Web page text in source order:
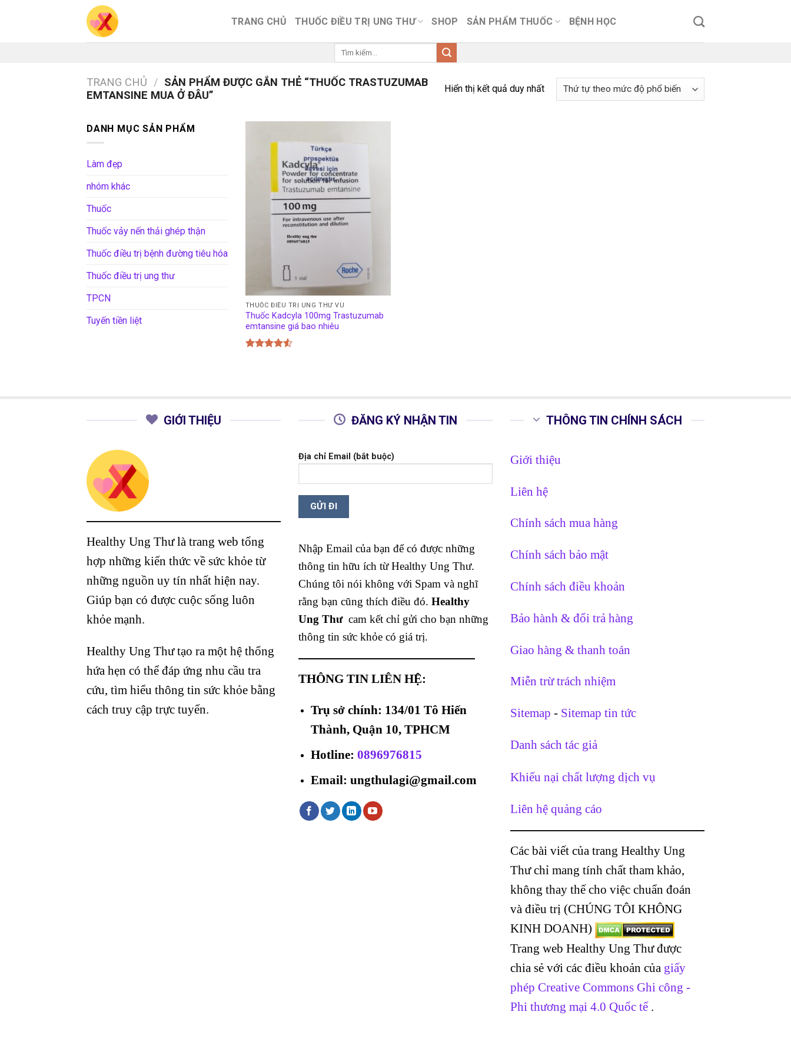
TRANG CHỦ THUỐC ĐIỀU TRỊ UNG THƯ SHOP SẢN PHẨM THUỐC BỆNH HỌC
Tìm
TRANG CHỦ / SẢN PHẨM ĐƯỢC GẮN THẺ “THUỐC TRASTUZUMAB
EMTANSINE MUA Ở ĐÂU”
Hiển thị kết quả duy nhất
DANH MỤC SẢN PHẨM
Làm đẹp
nhóm khác
Thuốc
Thuốc vảy nến thải ghép thận
Thuốc điều trị bệnh đường tiêu hóa
Thuốc điều trị ung thư
TPCN
Tuyến tiền liệt
THUỐC ĐIỀU TRỊ UNG THƯ VÚ
Thuốc Kadcyla 100mg Trastuzumab
emtansine giá bao nhiêu
GIỚI THIỆU
Healthy Ung Thư là trang web tổng
hợp những kiến thức về sức khỏe từ
những nguồn uy tín nhất hiện nay.
Giúp bạn có được cuộc sống luôn
khỏe mạnh.
Healthy Ung Thư tạo ra một hệ thống
hứa hẹn có thể đáp ứng nhu cầu tra
cứu, tìm hiểu thông tin sức khỏe bằng
cách truy cập trực tuyến.
ĐĂNG KÝ NHẬN TIN
Địa chỉ Email (bắt buộc)
Nhập Email của bạn để có được những
thông tin hữu ích từ Healthy Ung Thư.
Chúng tôi nói không với Spam và nghĩ
rằng bạn cũng thích điều đó. Healthy
Ung Thư cam kết chỉ gửi cho bạn những
thông tin sức khỏe có giá trị.
THÔNG TIN LIÊN HỆ:
Trụ sở chính: 134/01 Tô Hiến
Thành, Quận 10, TPHCM
Hotline: 0896976815
Email: ungthulagi@gmail.com
THÔNG TIN CHÍNH SÁCH
Giới thiệu
Liên hệ
Chính sách mua hàng
Chính sách bảo mật
Chính sách điều khoản
Bảo hành & đổi trả hàng
Giao hàng & thanh toán
Miễn trừ trách nhiệm
Sitemap - Sitemap tin tức
Danh sách tác giả
Khiếu nại chất lượng dịch vụ
Liên hệ quảng cáo
Các bài viết của trang Healthy Ung
Thư chỉ mang tính chất tham khảo,
không thay thế cho việc chuẩn đoán
và điều trị (CHÚNG TÔI KHÔNG
KINH DOANH)
Trang web Healthy Ung Thư được
chia sẻ với các điều khoản của giấy
phép Creative Commons Ghi công -
Phi thương mại 4.0 Quốc tế